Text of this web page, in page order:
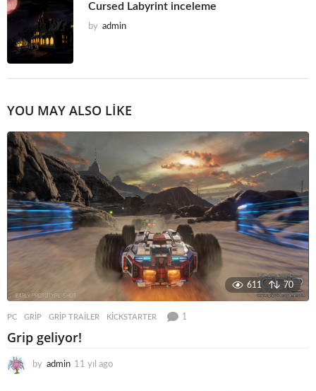
Cursed Labyrint inceleme
by admin
YOU MAY ALSO LIKE
611 70
PC GRIP ,GRIP TRAILER ,KICKSTARTER 1
Grip geliyor!
by admin 11 yıl ago